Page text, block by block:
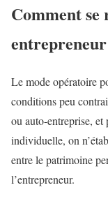
Comment
Le mode opératoire
conditions peu
ou auto-entreprise, et
individuelle, on
entre le patrimoine
l’entrepreneur.